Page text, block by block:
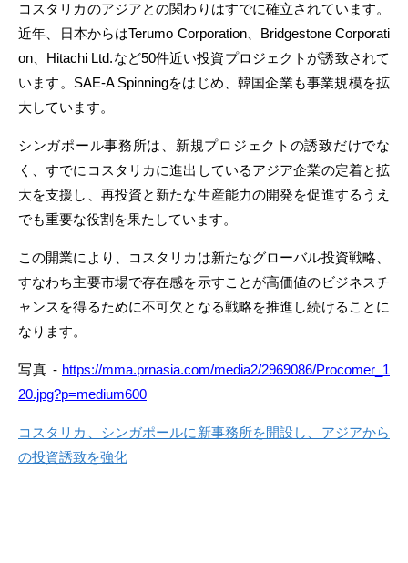
コスタリカのアジアとの関わりはすでに確立されています。
近年、日本からはTerumo Corporation、Bridgestone Corporati
on、Hitachi Ltd.など50件近い投資プロジェクトが誘致されて
います。SAE-A Spinningをはじめ、韓国企業も事業規模を拡
大しています。
シンガポール事務所は、新規プロジェクトの誘致だけでな
く、すでにコスタリカに進出しているアジア企業の定着と拡
大を支援し、再投資と新たな生産能力の開発を促進するうえ
でも重要な役割を果たしています。
この開業により、コスタリカは新たなグローバル投資戦略、
すなわち主要市場で存在感を示すことが高価値のビジネスチ
ャンスを得るために不可欠となる戦略を推進し続けることに
なります。
写真 - https://mma.prnasia.com/media2/2969086/Procomer_1
20.jpg?p=medium600
コスタリカ、シンガポールに新事務所を開設し、アジアから
の投資誘致を強化